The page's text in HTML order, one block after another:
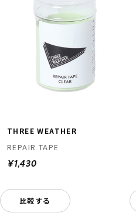
THREE WEATHER
REPAIR TAPE
¥1,430
比較する